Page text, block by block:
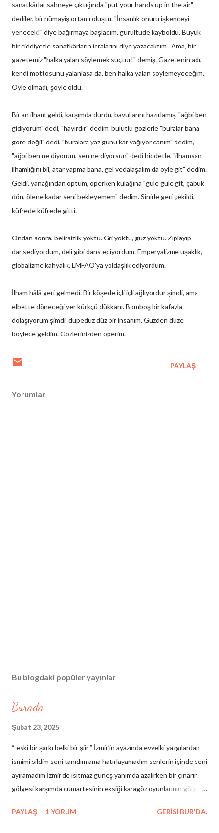
sanatkârlar sahneye çıktığında "put your hands up in the air"
dediler, bir nümayiş ortamı oluştu. "İnsanlık onuru işkenceyi
yenecek!" diye bağırmaya başladım, gürültüde kayboldu. Büyük
bir ciddiyetle sanatkârların icralarını diye yazacaktım.. Ama, bir
gazetemiz "halka yalan söylemek suçtur!" demiş. Gazetenin adı,
kendi mottosunu yalanlasa da, ben halka yalan söylemeyeceğim.
Öyle olmadı, şöyle oldu.
Bir an ilham geldi, karşımda durdu, bavullarını hazırlamış, "ağbi ben
gidiyorum" dedi, "hayırdır" dedim, bulutlu gözlerle "buralar bana
göre değil" dedi, "buralara yaz günü kar yağıyor canım" dedim,
"ağbi ben ne diyorum, sen ne diyorsun" dedi hiddetle, "ilhamsan
ilhamlığını bil, atar yapma bana, gel vedalaşalım da öyle git" dedim.
Geldi, yanağından öptüm, öperken kulağına "güle güle git, çabuk
dön, ölene kadar seni bekleyemem" dedim. Sinirle geri çekildi,
küfrede küfrede gitti.
Ondan sonra, belirsizlik yoktu. Gri yoktu, güz yoktu. Zıplayıp
dansediyordum, deli gibi dans ediyordum. Emperyalizme uşaklık,
globalizme kahyalık, LMFAO'ya yoldaşlık ediyordum.
İlham hâlâ geri gelmedi. Bir köşede içli içli ağlıyordur şimdi, ama
elbette döneceği yer kürkçü dükkanı. Bomboş bir kafayla
dolaşıyorum şimdi, düpedüz dûz bir insanım. Güzden düze
böylece geldim. Gözlerinizden öperim.
PAYLAŞ
Yorumlar
Bu blogdaki popüler yayınlar
Burada
Şubat 23, 2025
“ eski bir şarkı belki bir şiir ” İzmir’in ayazında evvelki yazgılardan
ismimi sildim seni tanıdım ama hatırlayamadım senlerin içinde seni
ayıramadım İzmir’de ısıtmaz güneş yanımda azalırken bir çınarın
gölgesi karşımda cumartesinin eksiği karagöz oyunlarının gölgesi
birinci yalnızlığımdan arda kalan yeni veliahtların masaya düşen
PAYLAŞ 1 YORUM GERISI BUR'DA.